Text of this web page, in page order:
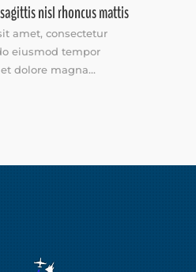
nisl rhoncus mattis
amet, consectetur
eiusmod tempor
dolore magna...